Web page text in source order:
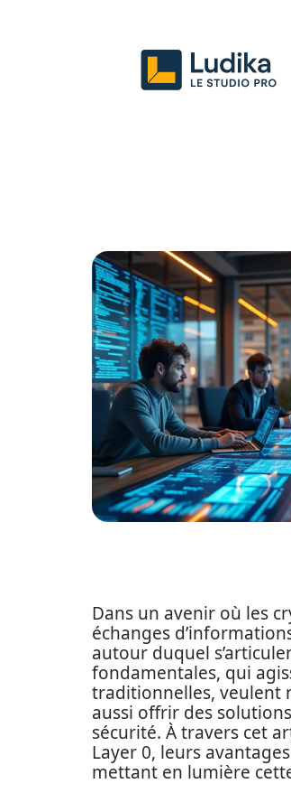
Dans un avenir où les
échanges
autour duquel
fondamentales, qui
traditionnelles, veulent
aussi offrir des
sécurité. À travers cet
Layer 0, leurs
mettant en lumière